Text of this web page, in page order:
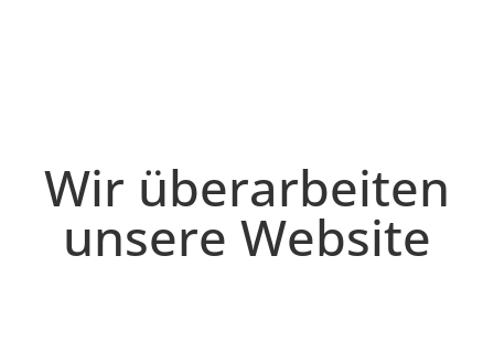
Wir überarbeiten
unsere Website